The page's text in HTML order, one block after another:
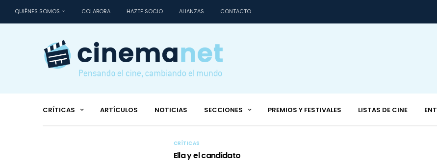
QUIÉNES SOMOS COLABORA HAZTE SOCIO ALIANZAS CONTACTO
CRÍTICAS ARTÍCULOS NOTICIAS SECCIONES PREMIOS Y FESTIVALES LISTAS DE CINE
CRÍTICAS
Ella y el candidato